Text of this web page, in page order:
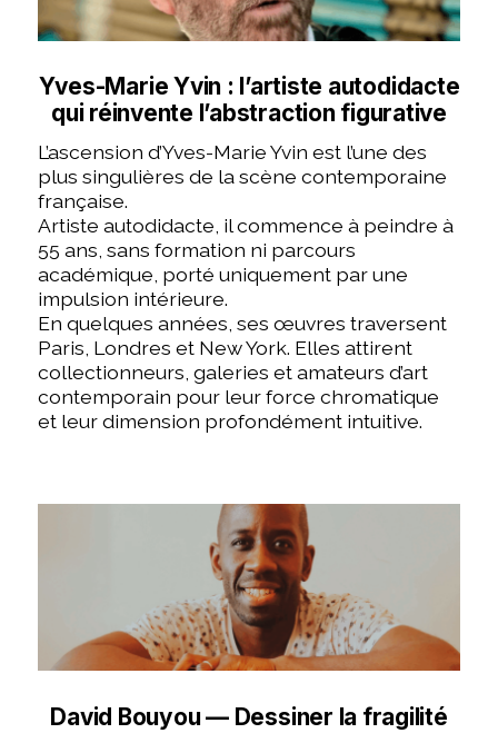
Yves-Marie Yvin : l’artiste autodidacte
qui réinvente l’abstraction figurative
L’ascension d’Yves-Marie Yvin est l’une des
plus singulières de la scène contemporaine
française.
Artiste autodidacte, il commence à peindre à
55 ans, sans formation ni parcours
académique, porté uniquement par une
impulsion intérieure.
En quelques années, ses œuvres traversent
Paris, Londres et New York. Elles attirent
collectionneurs, galeries et amateurs d’art
contemporain pour leur force chromatique
et leur dimension profondément intuitive.
David Bouyou — Dessiner la fragilité